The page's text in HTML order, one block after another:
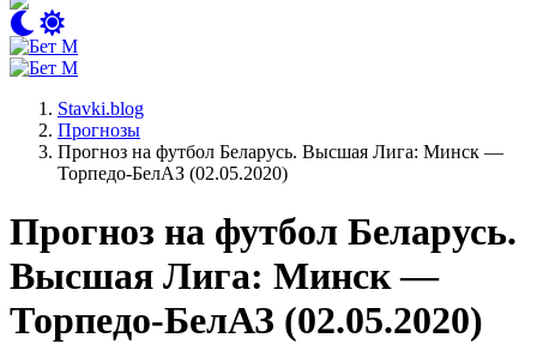
Stavki.blog
Прогнозы
Прогноз на футбол Беларусь. Высшая Лига: Минск —
Торпедо-БелАЗ (02.05.2020)
Прогноз на футбол Беларусь.
Высшая Лига: Минск —
Торпедо-БелАЗ (02.05.2020)